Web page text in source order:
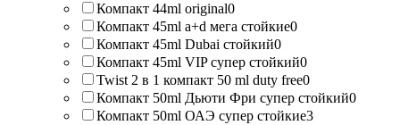
Компакт 44ml original0
Компакт 45ml a+d мега стойкие0
Компакт 45ml Dubai стойкий0
Компакт 45ml VIP супер стойкий0
Twist 2 в 1 компакт 50 ml duty free0
Компакт 50ml Дьюти Фри супер стойкий0
Компакт 50ml ОАЭ супер стойкие3